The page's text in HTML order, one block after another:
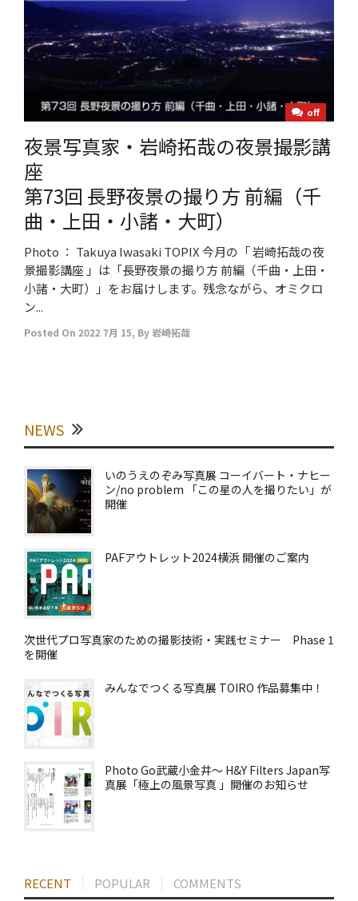
off
夜景写真家・岩崎拓哉の夜景撮影講
座
第73回 長野夜景の撮り方 前編（千
曲・上田・小諸・大町）
Photo ： Takuya Iwasaki TOPIX 今月の「 岩崎拓哉の夜
景撮影講座 」は「長野夜景の撮り方 前編（千曲・上田・
小諸・大町）」をお届けします。残念ながら、オミクロ
ン...
Posted On 2022 7月 15, By 岩崎拓哉
NEWS
いのうえのぞみ写真展 コーイバート・ナヒー
ン/no problem 「この星の人を撮りたい」が
開催
PAFアウトレット2024横浜 開催のご案内
次世代プロ写真家のための撮影技術・実践セミナー Phase 1
を開催
みんなでつくる写真展 TOIRO 作品募集中！
Photo Go武蔵小金井～ H&Y Filters Japan写
真展「極上の風景写真 」開催のお知らせ
RECENT POPULAR COMMENTS